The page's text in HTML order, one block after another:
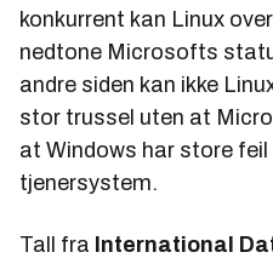
konkurrent kan Linux
nedtone Microsofts
andre siden kan ikke
stor trussel uten at
at Windows har store
tjenersystem.
Tall fra International